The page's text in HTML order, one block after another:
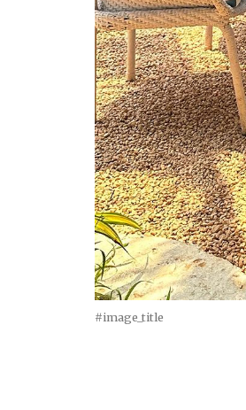
#image_title